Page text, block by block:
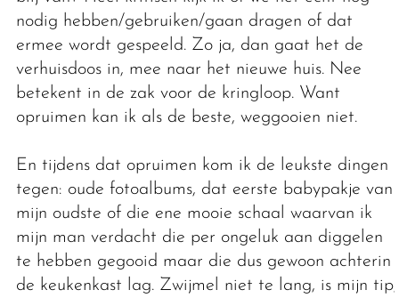
nodig hebben/gebruiken/gaan dragen of dat
ermee wordt gespeeld. Zo ja, dan gaat het de
verhuisdoos in, mee naar het nieuwe huis. Nee
betekent in de zak voor de kringloop. Want
opruimen kan ik als de beste, weggooien niet.
En tijdens dat opruimen kom ik de leukste dingen
tegen: oude fotoalbums, dat eerste babypakje van
mijn oudste of die ene mooie schaal waarvan ik
mijn man verdacht die per ongeluk aan diggelen
te hebben gegooid maar die dus gewoon achterin
de keukenkast lag. Zwijmel niet te lang, is mijn tip,